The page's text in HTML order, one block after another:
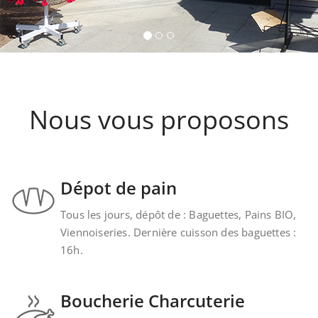
provenant de la cave Les Faîtières à Orschwiller-
Kintzheim-St-Hippolyte.
Nous vous proposons
Dépot de pain
Tous les jours, dépôt de : Baguettes, Pains BIO,
Viennoiseries. Dernière cuisson des baguettes :
16h.
Boucherie Charcuterie